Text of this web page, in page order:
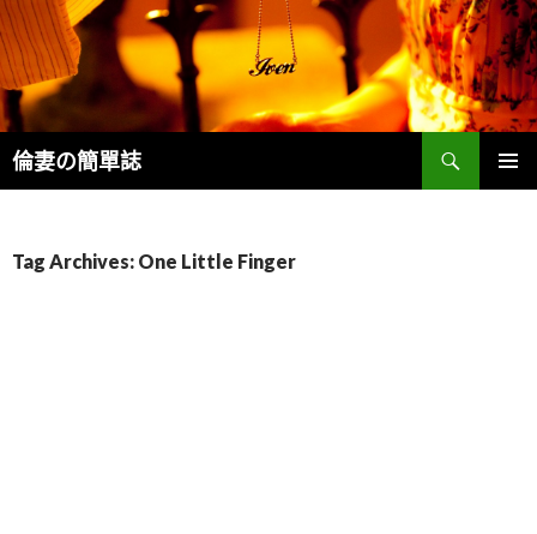
倫妻の簡單誌
Search
Tag Archives: One Little Finger